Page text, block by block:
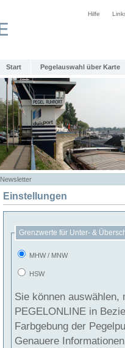
Hilfe
Start Pegelauswahl über Karte
Newsletter
Einstellungen
Grenzwerte für Unter- &
MHW / MNW
HSW
Sie können
PEGELONLINE in Beziehung
Farbgebung der
Genauere